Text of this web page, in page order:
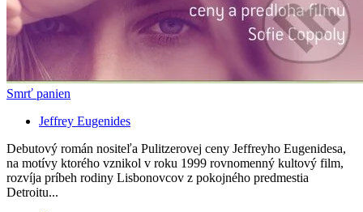
Smrť panien
Jeffrey Eugenides
Debutový román nositeľa Pulitzerovej ceny Jeffreyho Eugenidesa,
na motívy ktorého vznikol v roku 1999 rovnomenný kultový film,
rozvíja príbeh rodiny Lisbonovcov z pokojného predmestia
Detroitu...